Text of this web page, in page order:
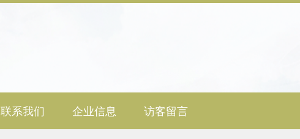
联系我们 企业信息 访客留言